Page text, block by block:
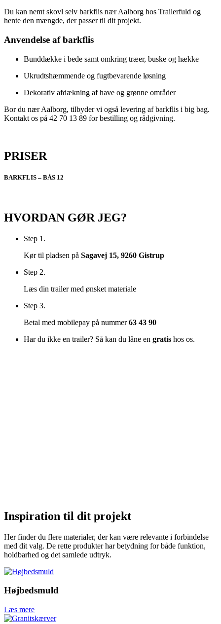
Du kan nemt skovl selv barkflis nær Aalborg hos Trailerfuld og
hente den mængde, der passer til dit projekt.
Anvendelse af barkflis
Bunddække i bede samt omkring træer, buske og hække
Ukrudtshæmmende og fugtbevarende løsning
Dekorativ afdækning af have og grønne områder
Bor du nær Aalborg, tilbyder vi også levering af barkflis i big bag.
Kontakt os på 42 70 13 89 for bestilling og rådgivning.
PRISER
BARKFLIS – BÅS 12
HVORDAN GØR JEG?
Step 1.
Kør til pladsen på Sagavej 15, 9260 Gistrup
Step 2.
Læs din trailer med ønsket materiale
Step 3.
Betal med mobilepay på nummer63 43 90
Har du ikke en trailer? Så kan du låne en gratis hos os.
Inspiration til dit projekt
Her finder du flere materialer, der kan være relevante i forbindelse
med dit valg. De rette produkter har betydning for både funktion,
holdbarhed og det samlede udtryk.
Højbedsmuld
Læs mere